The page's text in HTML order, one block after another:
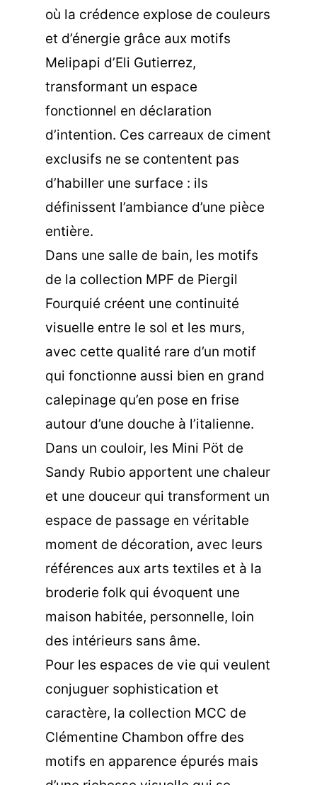
où la crédence explose de couleurs
et d’énergie grâce aux motifs
Melipapi d’Eli Gutierrez,
transformant un espace
fonctionnel en déclaration
d’intention. Ces carreaux de ciment
exclusifs ne se contentent pas
d’habiller une surface : ils
définissent l’ambiance d’une pièce
entière.
Dans une salle de bain, les motifs
de la collection MPF de Piergil
Fourquié créent une continuité
visuelle entre le sol et les murs,
avec cette qualité rare d’un motif
qui fonctionne aussi bien en grand
calepinage qu’en pose en frise
autour d’une douche à l’italienne.
Dans un couloir, les Mini Pöt de
Sandy Rubio apportent une chaleur
et une douceur qui transforment un
espace de passage en véritable
moment de décoration, avec leurs
références aux arts textiles et à la
broderie folk qui évoquent une
maison habitée, personnelle, loin
des intérieurs sans âme.
Pour les espaces de vie qui veulent
conjuguer sophistication et
caractère, la collection MCC de
Clémentine Chambon offre des
motifs en apparence épurés mais